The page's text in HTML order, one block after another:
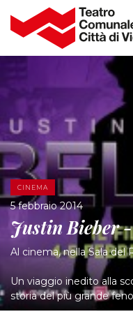
CINEMA
5 febbraio 2014
Justin Bieber
Al cinema, nella Sala del
Un viaggio inedito alla
storia del più grande